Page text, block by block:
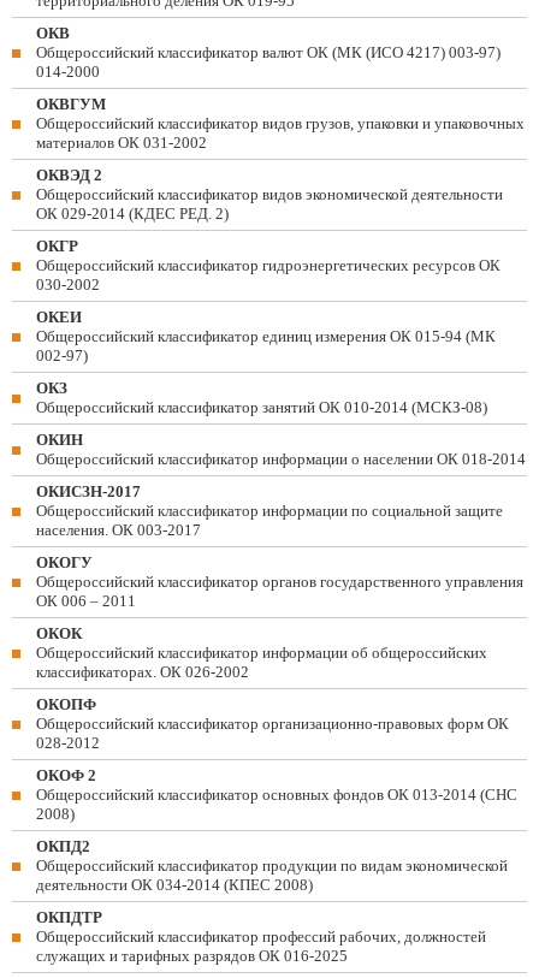
ОКВ
Общероссийский классификатор валют ОК (МК (ИСО 4217) 003-97)
014-2000
ОКВГУМ
Общероссийский классификатор видов грузов, упаковки и упаковочных
материалов ОК 031-2002
ОКВЭД 2
Общероссийский классификатор видов экономической деятельности
ОК 029-2014 (КДЕС РЕД. 2)
ОКГР
Общероссийский классификатор гидроэнергетических ресурсов ОК
030-2002
ОКЕИ
Общероссийский классификатор единиц измерения ОК 015-94 (МК
002-97)
ОКЗ
Общероссийский классификатор занятий ОК 010-2014 (МСКЗ-08)
ОКИН
Общероссийский классификатор информации о населении ОК 018-2014
ОКИСЗН-2017
Общероссийский классификатор информации по социальной защите
населения. ОК 003-2017
ОКОГУ
Общероссийский классификатор органов государственного управления
ОК 006 – 2011
ОКОК
Общероссийский классификатор информации об общероссийских
классификаторах. ОК 026-2002
ОКОПФ
Общероссийский классификатор организационно-правовых форм ОК
028-2012
ОКОФ 2
Общероссийский классификатор основных фондов ОК 013-2014 (СНС
2008)
ОКПД2
Общероссийский классификатор продукции по видам экономической
деятельности ОК 034-2014 (КПЕС 2008)
ОКПДТР
Общероссийский классификатор профессий рабочих, должностей
служащих и тарифных разрядов ОК 016-2025